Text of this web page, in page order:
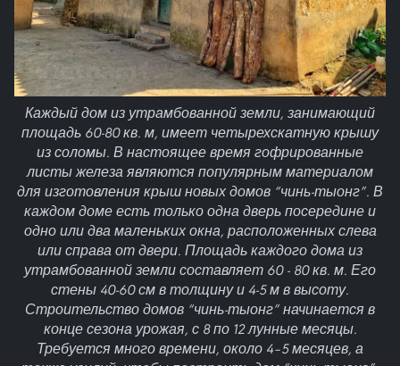
Каждый дом из утрамбованной земли, занимающий
площадь 60-80 кв. м, имеет четырехскатную крышу
из соломы. В настоящее время гофрированные
листы железа являются популярным материалом
для изготовления крыш новых домов “чинь-тыонг”. В
каждом доме есть только одна дверь посередине и
одно или два маленьких окна, расположенных слева
или справа от двери. Площадь каждого дома из
утрамбованной земли составляет 60 - 80 кв. м. Его
стены 40-60 см в толщину и 4-5 м в высоту.
Строительство домов “чинь-тыонг” начинается в
конце сезона урожая, с 8 по 12 лунные месяцы.
Требуется много времени, около 4–5 месяцев, а